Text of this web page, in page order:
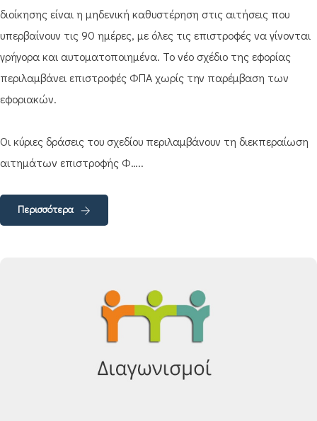
διοίκησης είναι η μηδενική καθυστέρηση στις αιτήσεις που
υπερβαίνουν τις 90 ημέρες, με όλες τις επιστροφές να γίνονται
γρήγορα και αυτοματοποιημένα. Το νέο σχέδιο της εφορίας
περιλαμβάνει επιστροφές ΦΠΑ χωρίς την παρέμβαση των
εφοριακών.
Οι κύριες δράσεις του σχεδίου περιλαμβάνουν τη διεκπεραίωση
αιτημάτων επιστροφής Φ…..
Περισσότερα